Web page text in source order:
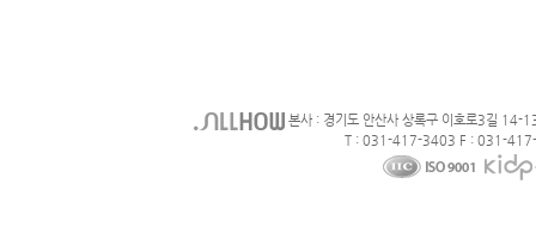
본사 : 경기도 안산사 상록구 이호로3길 14-
T : 031-417-3403 F : 031-